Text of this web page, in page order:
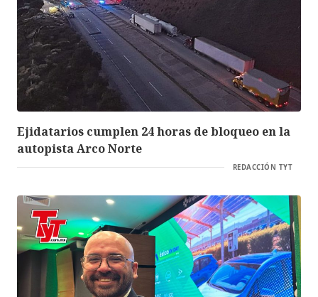
Ejidatarios cumplen 24 horas de bloqueo en la
autopista Arco Norte
REDACCIÓN TYT